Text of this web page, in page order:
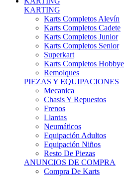
Karts Completos Alevín
Karts Completos Cadete
Karts Completos Junior
Karts Completos Senior
Superkart
Karts Completos Hobbye
Remolques
PIEZAS Y EQUIPACIONES
Mecanica
Chasis Y Repuestos
Frenos
Llantas
Neumáticos
Equipación Adultos
Equipación Niños
Resto De Piezas
ANUNCIOS DE COMPRA
Compra De Karts
Compra De Piezas